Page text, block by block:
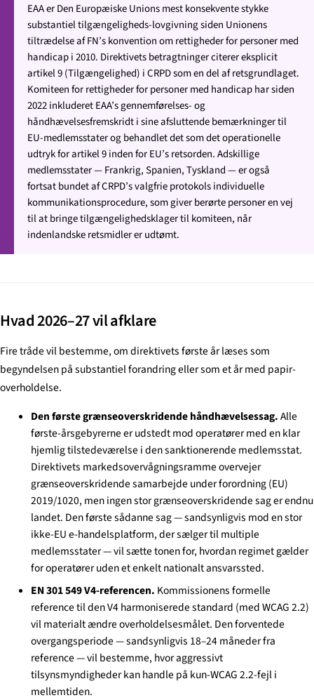
EAA er Den Europæiske Unions mest konsekvente stykke
substantiel tilgængeligheds-lovgivning siden Unionens
tiltrædelse af FN’s konvention om rettigheder for personer med
handicap i 2010. Direktivets betragtninger citerer eksplicit
artikel 9 (Tilgængelighed) i CRPD som en del af retsgrundlaget.
Komiteen for rettigheder for personer med handicap har siden
2022 inkluderet EAA’s gennemførelses- og
håndhævelsesfremskridt i sine afsluttende bemærkninger til
EU-medlemsstater og behandlet det som det operationelle
udtryk for artikel 9 inden for EU’s retsorden. Adskillige
medlemsstater — Frankrig, Spanien, Tyskland — er også
fortsat bundet af CRPD’s valgfrie protokols individuelle
kommunikationsprocedure, som giver berørte personer en vej
til at bringe tilgængelighedsklager til komiteen, når
indenlandske retsmidler er udtømt.
Hvad 2026–27 vil afklare
Fire tråde vil bestemme, om direktivets første år læses som
begyndelsen på substantiel forandring eller som et år med papir-
overholdelse.
Den første grænseoverskridende håndhævelsessag.Alle
første-årsgebyrerne er udstedt mod operatører med en klar
hjemlig tilstedeværelse i den sanktionerende medlemsstat.
Direktivets markedsovervågningsramme overvejer
grænseoverskridende samarbejde under forordning (EU)
2019/1020, men ingen stor grænseoverskridende sag er endnu
landet. Den første sådanne sag — sandsynligvis mod en stor
ikke-EU e-handelsplatform, der sælger til multiple
medlemsstater — vil sætte tonen for, hvordan regimet gælder
for operatører uden et enkelt nationalt ansvarssted.
EN 301 549 V4-referencen. Kommissionens formelle
reference til den V4 harmoniserede standard (med WCAG 2.2)
vil materialt ændre overholdelsesmålet. Den forventede
overgangsperiode — sandsynligvis 18–24 måneder fra
reference — vil bestemme, hvor aggressivt
tilsynsmyndigheder kan handle på kun-WCAG 2.2-fejl i
mellemtiden.